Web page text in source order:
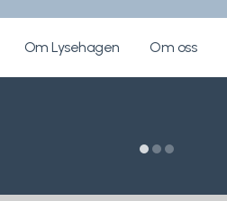
Om Lysehagen Om oss